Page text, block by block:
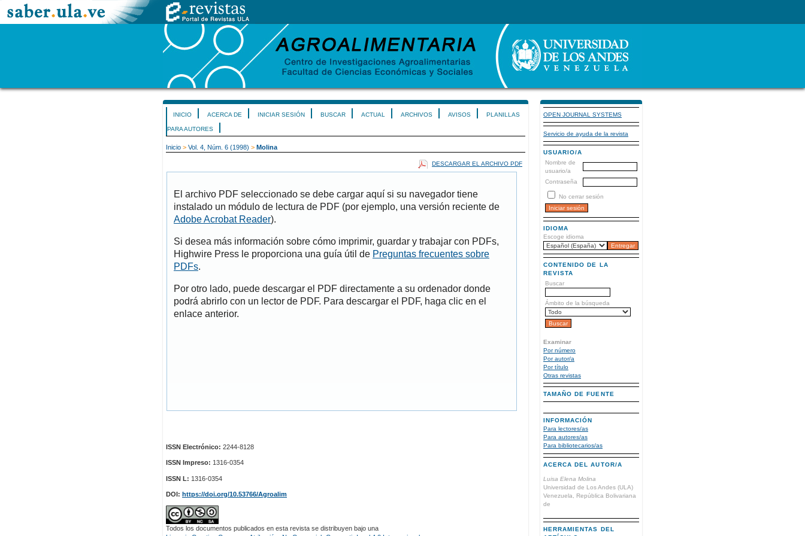
OPEN JOURNAL SYSTEMS
Servicio de ayuda de la revista
USUARIO/A
Nombre de
usuario/a
Contraseña
No cerrar sesión
IDIOMA
Escoge idioma
CONTENIDO DE LA
REVISTA
Buscar
Ámbito de la búsqueda
Examinar
Por número
Por autor/a
Por título
Otras revistas
TAMAÑO DE FUENTE
INFORMACIÓN
Para lectores/as
Para autores/as
Para bibliotecarios/as
ACERCA DEL AUTOR/A
Luisa Elena Molina
Universidad de Los Andes (ULA)
Venezuela, República Bolivariana
de
HERRAMIENTAS DEL
INICIO ACERCA DE INICIAR SESIÓN BUSCAR ACTUAL ARCHIVOS AVISOS PLANILLAS
PARA AUTORES
Inicio > Vol. 4, Núm. 6 (1998) > Molina
DESCARGAR EL ARCHIVO PDF
El archivo PDF seleccionado se debe cargar aquí si su navegador tiene
instalado un módulo de lectura de PDF (por ejemplo, una versión reciente de
Adobe Acrobat Reader).
Si desea más información sobre cómo imprimir, guardar y trabajar con PDFs,
Highwire Press le proporciona una guía útil de Preguntas frecuentes sobre
PDFs.
Por otro lado, puede descargar el PDF directamente a su ordenador donde
podrá abrirlo con un lector de PDF. Para descargar el PDF, haga clic en el
enlace anterior.
ISSN Electrónico: 2244-8128
ISSN Impreso: 1316-0354
ISSN L: 1316-0354
DOI: https://doi.org/10.53766/Agroalim
Todos los documentos publicados en esta revista se distribuyen bajo una